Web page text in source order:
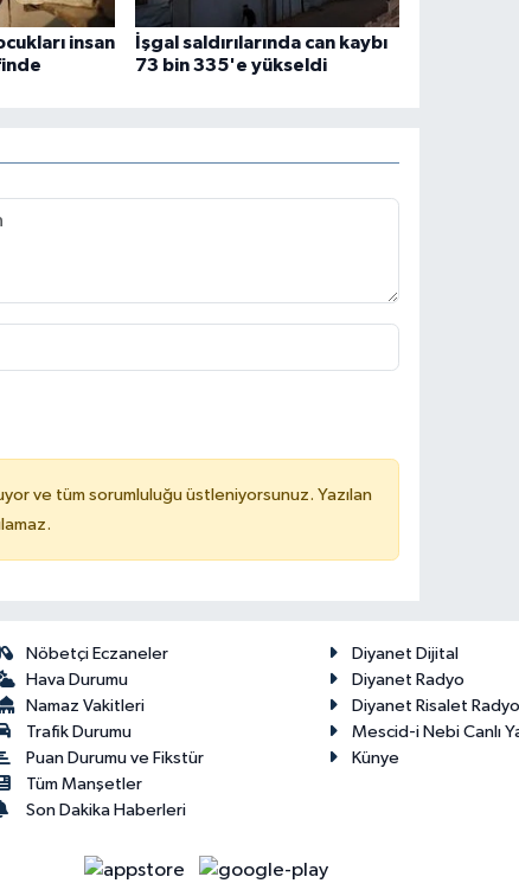
insan
İşgal saldırılarında can kaybı
73 bin 335'e yükseldi
ve tüm sorumluluğu üstleniyorsunuz. Yazılan
Nöbetçi Eczaneler
Hava Durumu
Namaz Vakitleri
Trafik Durumu
Puan Durumu ve Fikstür
Tüm Manşetler
Son Dakika Haberleri
Diyanet Dijital
Diyanet Radyo
Diyanet Risalet Radyo
Mescid-i Nebi Canlı
Künye